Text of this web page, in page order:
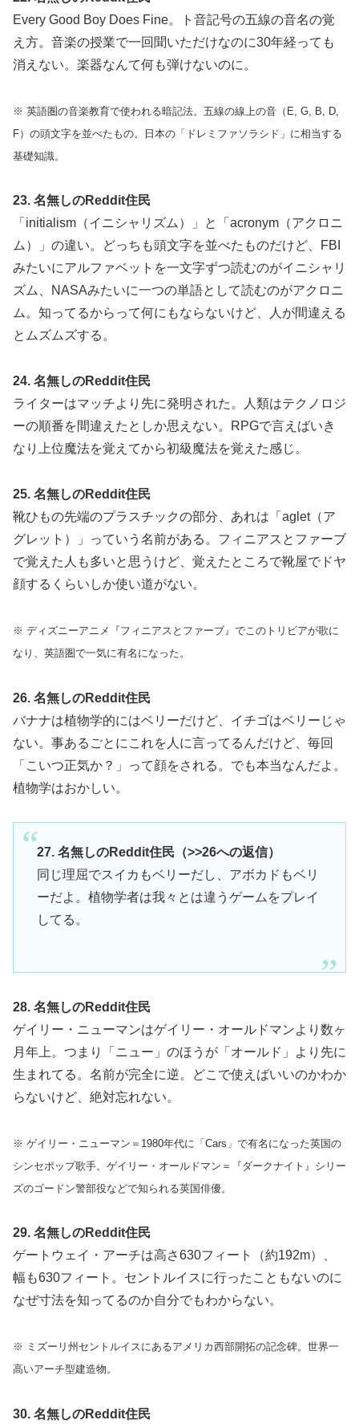
Every Good Boy Does Fine。ト音記号の五線の音名の覚
え方。音楽の授業で一回聞いただけなのに30年経っても
消えない。楽器なんて何も弾けないのに。
※ 英語圏の音楽教育で使われる暗記法。五線の線上の音（E, G, B, D,
F）の頭文字を並べたもの。日本の「ドレミファソラシド」に相当する
基礎知識。
23. 名無しのReddit住民
「initialism（イニシャリズム）」と「acronym（アクロニ
ム）」の違い。どっちも頭文字を並べたものだけど、FBI
みたいにアルファベットを一文字ずつ読むのがイニシャリ
ズム、NASAみたいに一つの単語として読むのがアクロニ
ム。知ってるからって何にもならないけど、人が間違える
とムズムズする。
24. 名無しのReddit住民
ライターはマッチより先に発明された。人類はテクノロジ
ーの順番を間違えたとしか思えない。RPGで言えばいき
なり上位魔法を覚えてから初級魔法を覚えた感じ。
25. 名無しのReddit住民
靴ひもの先端のプラスチックの部分、あれは「aglet（ア
グレット）」っていう名前がある。フィニアスとファーブ
で覚えた人も多いと思うけど、覚えたところで靴屋でドヤ
顔するくらいしか使い道がない。
※ ディズニーアニメ『フィニアスとファーブ』でこのトリビアが歌に
なり、英語圏で一気に有名になった。
26. 名無しのReddit住民
バナナは植物学的にはベリーだけど、イチゴはベリーじゃ
ない。事あるごとにこれを人に言ってるんだけど、毎回
「こいつ正気か？」って顔をされる。でも本当なんだよ。
植物学はおかしい。
27. 名無しのReddit住民（>>26への返信）
同じ理屈でスイカもベリーだし、アボカドもベリ
ーだよ。植物学者は我々とは違うゲームをプレイ
してる。
28. 名無しのReddit住民
ゲイリー・ニューマンはゲイリー・オールドマンより数ヶ
月年上。つまり「ニュー」のほうが「オールド」より先に
生まれてる。名前が完全に逆。どこで使えばいいのかわか
らないけど、絶対忘れない。
※ ゲイリー・ニューマン＝1980年代に「Cars」で有名になった英国の
シンセポップ歌手。ゲイリー・オールドマン＝『ダークナイト』シリー
ズのゴードン警部役などで知られる英国俳優。
29. 名無しのReddit住民
ゲートウェイ・アーチは高さ630フィート（約192m）、
幅も630フィート。セントルイスに行ったこともないのに
なぜ寸法を知ってるのか自分でもわからない。
※ ミズーリ州セントルイスにあるアメリカ西部開拓の記念碑。世界一
高いアーチ型建造物。
30. 名無しのReddit住民